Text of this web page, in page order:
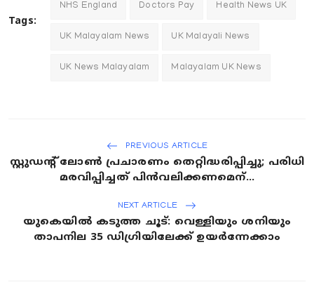
Tags:
NHS England Doctors Pay Health News UK
UK Malayalam News UK Malayali News
UK News Malayalam Malayalam UK News
PREVIOUS ARTICLE
സ്റ്റുഡന്റ് ലോൺ പ്രചാരണം തെറ്റിദ്ധരിപ്പിച്ചു; പരിധി
മരവിപ്പിച്ചത് പിൻവലിക്കണമെന്...
NEXT ARTICLE
യുകെയിൽ കടുത്ത ചൂട്: വെള്ളിയും ശനിയും
താപനില 35 ഡിഗ്രിയിലേക്ക് ഉയർന്നേക്കാം